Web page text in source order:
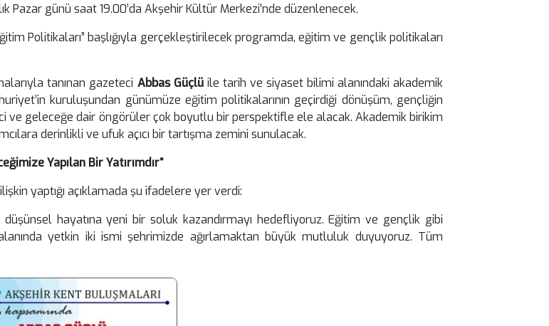
günü saat 19.00’da Akşehir Kültür Merkezi’nde düzenlenecek.
Politikaları” başlığıyla gerçekleştirilecek programda, eğitim ve gençlik politikaları
tanınan gazeteci Abbas Güçlüile tarih ve siyaset bilimi alanındaki akademik
kuruluşundan günümüze eğitim politikalarının geçirdiği dönüşüm, gençliğin
ve geleceğe dair öngörüler çok boyutlu bir perspektifle ele alacak. Akademik birikim
derinlikli ve ufuk açıcı bir tartışma zemini sunulacak.
Yapılan Bir Yatırımdır”
yaptığı açıklamada şu ifadelere yer verdi:
hayatına yeni bir soluk kazandırmayı hedefliyoruz. Eğitim ve gençlik gibi
yetkin iki ismi şehrimizde ağırlamaktan büyük mutluluk duyuyoruz. Tüm